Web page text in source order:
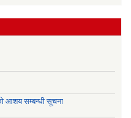
आशय सम्बन्धी सूचना